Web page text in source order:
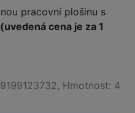
pracovní plošinu s
(uvedená cena je za 1
Hmotnost: 4